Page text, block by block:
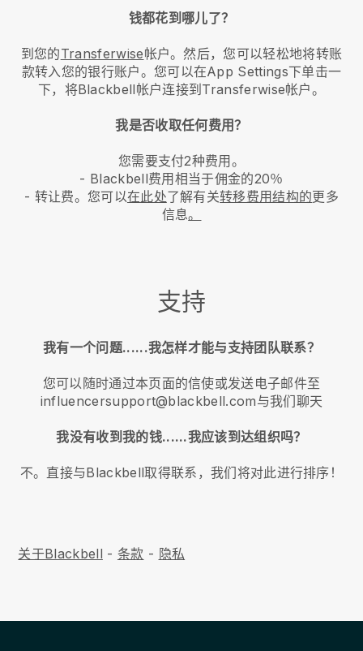
钱都花到哪儿了？
到您的Transferwise帐户。然后，您可以轻松地将转账
款转入您的银行账户。您可以在App Settings下单击一
下，将Blackbell帐户连接到Transferwise帐户。
我是否收取任何费用？
您需要支付2种费用。
- Blackbell费用相当于佣金的20％
- 转让费。您可以在此处了解有关转移费用结构的更多
信息。
支持
我有一个问题......我怎样才能与支持团队联系？
您可以随时通过本页面的信使或发送电子邮件至
influencersupport@blackbell.com与我们聊天
我没有收到我的钱......我应该到达组织吗？
不。直接与Blackbell取得联系，我们将对此进行排序！
关于Blackbell - 条款 - 隐私